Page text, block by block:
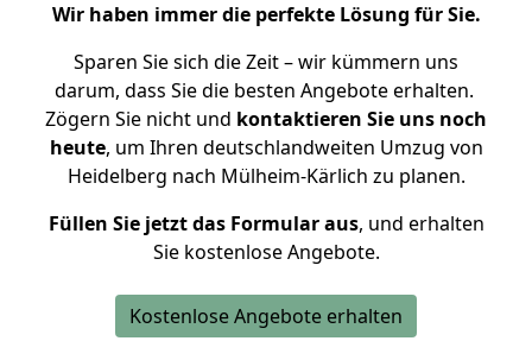
Wir haben immer die perfekte Lösung für Sie.
Sparen Sie sich die Zeit – wir kümmern uns
darum, dass Sie die besten Angebote erhalten.
Zögern Sie nicht und kontaktieren Sie uns noch
heute, um Ihren deutschlandweiten Umzug von
Heidelberg nach Mülheim-Kärlich zu planen.
Füllen Sie jetzt das Formular aus, und erhalten
Sie kostenlose Angebote.
Kostenlose Angebote erhalten